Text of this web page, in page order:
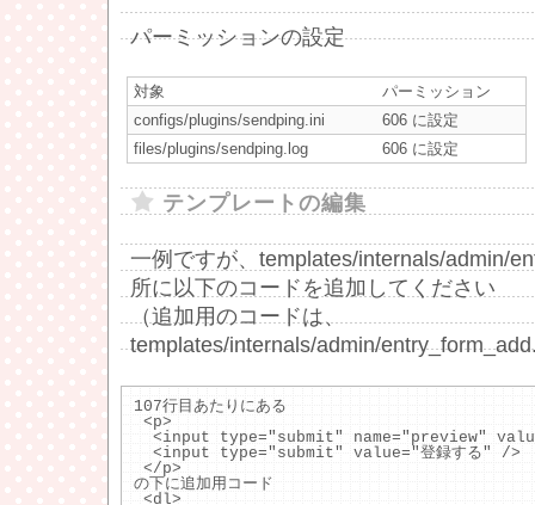
パーミッションの設定
対象
パーミッション
configs/plugins/sendping.ini
606 に設定
files/plugins/sendping.log
606 に設定
テンプレートの編集
一例ですが、templates/internals/admin/
所に以下のコードを追加してください
（追加用のコードは、
templates/internals/admin/
107行目あたりにある
<p>
<input type="submit" name="preview"
<input type="submit" value="登録する" />
</p>
の下に追加用コード
<dl>